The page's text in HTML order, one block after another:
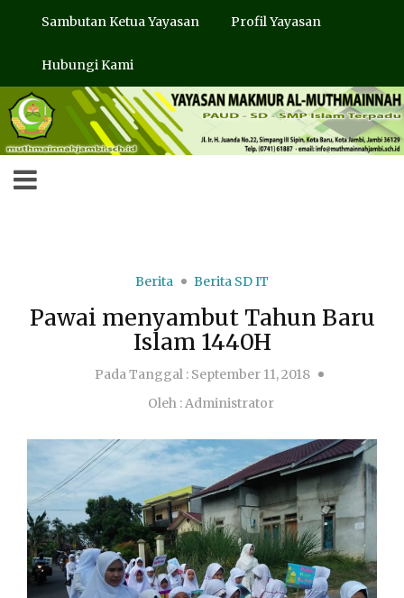
Sambutan Ketua Yayasan Profil Yayasan
Hubungi Kami
Berita Berita SD IT
Pawai menyambut Tahun Baru
Islam 1440H
Pada Tanggal :September 11, 2018
Oleh :Administrator